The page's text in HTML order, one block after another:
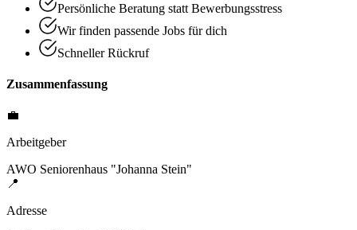
Persönliche Beratung statt Bewerbungsstress
Wir finden passende Jobs für dich
Schneller Rückruf
Zusammenfassung
💼
Arbeitgeber
AWO Seniorenhaus "Johanna Stein"
📍
Adresse